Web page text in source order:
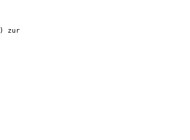
) zur